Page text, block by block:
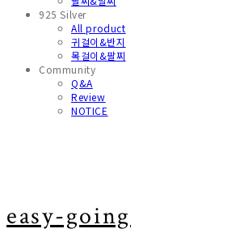
925 Silver
All product
귀걸이&반지
목걸이&팔찌
Community
Q&A
Review
NOTICE
easy-going